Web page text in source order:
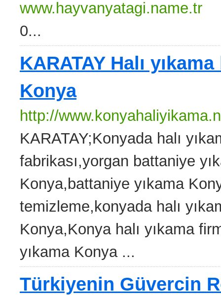
www.hayvanyatagi.name.tr
0...
KARATAY Halı
Konya
http://
KARATAY;Konyada halı
fabrikası,yorgan battaniye
Konya,battaniye yıkama
temizleme,konyada halı
Konya,Konya halı yıkama
yıkama Konya ...
Türkiyenin Güvercin